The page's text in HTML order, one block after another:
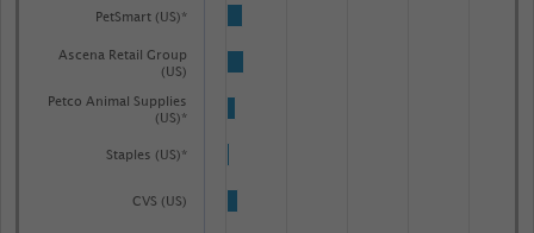
Ascena Retail Group
(US)
CVS (US)
PetSmart (US)*
Petco Animal Supplies
(US)*
Staples (US)*